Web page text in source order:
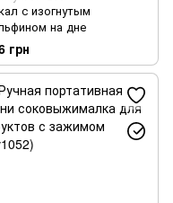
с изогнутым
на дне
грн